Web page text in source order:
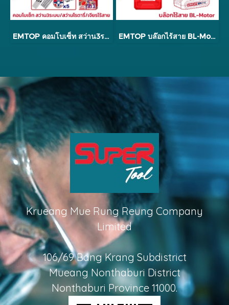
EMTOP คอมโบเซ็ท สว่าน3ระบบ/สว่านโรตารี่/เจียรไร้สาย รุ่น ECKL20369 EMTOP บล๊อกไร้สาย BL-Motor รุ่น ECIWL2040
Krueang Mue Rung Reung Company
Limited
106/69 Bang Krang Subdistrict
Mueang Nonthaburi District
Nonthaburi Province 11000.